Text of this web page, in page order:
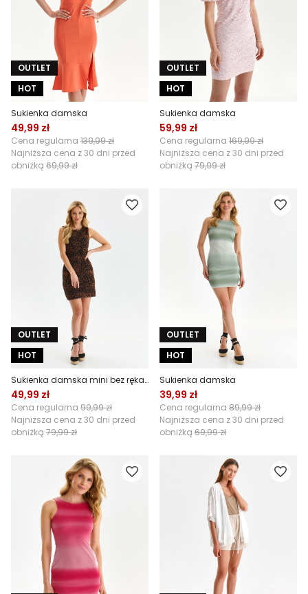
OUTLET
HOT
Sukienka damska
49,99 zł
Cena regularna 139,99 zł
Najniższa cena z 30 dni przed
obniżką 69,99 zł
OUTLET
HOT
Sukienka damska
59,99 zł
Cena regularna 169,99 zł
Najniższa cena z 30 dni przed
obniżką 79,99 zł
OUTLET
HOT
Sukienka damska mini bez rękawów
49,99 zł
Cena regularna 99,99 zł
Najniższa cena z 30 dni przed
obniżką 79,99 zł
OUTLET
HOT
Sukienka damska
39,99 zł
Cena regularna 89,99 zł
Najniższa cena z 30 dni przed
obniżką 69,99 zł